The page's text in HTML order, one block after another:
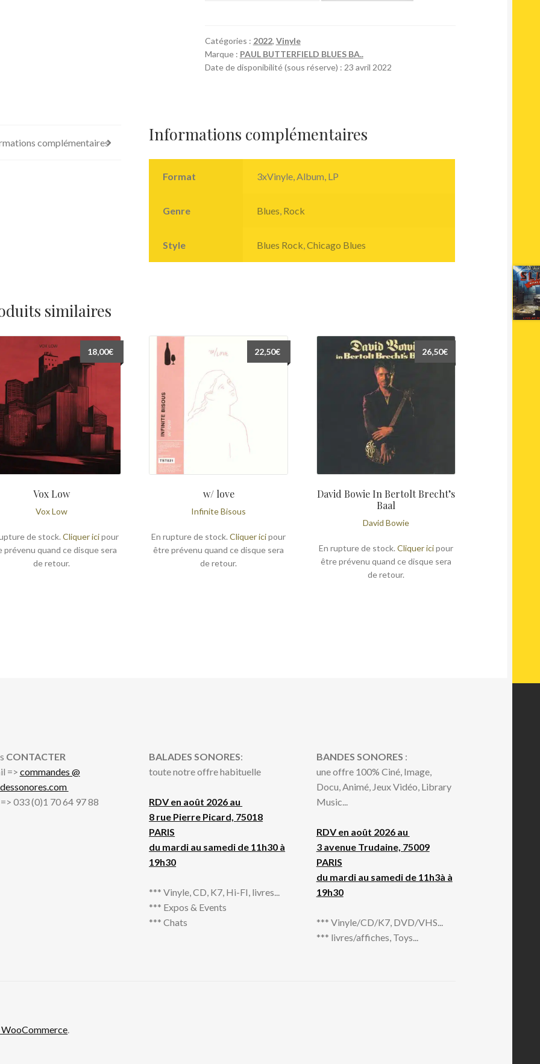
Catégories : 2022, Vinyle
Marque : PAUL BUTTERFIELD BLUES BA..
Date de disponibilité (sous réserve) : 23 avril 2022
complémentaires Informations complémentaires
Format 3xVinyle, Album, LP
Genre Blues, Rock
Style Blues Rock,Chicago Blues
similaires
Vox Low
Vox Low
18,00€
de stock. Cliquer icipour
prévenu quand ce disque sera
de retour.
w/ love
Infinite Bisous
22,50€
En rupture de stock.Cliquer icipour
être prévenu quand ce disque sera
de retour.
David Bowie In Bertolt Brecht’s
Baal
David Bowie
26,50€
En rupture de stock. Cliquer icipour
être prévenu quand ce disque sera
de retour.
CONTACTER
=> commandes @
033 (0)1 70 64 97 88
BALADES SONORES:
toute notre offre habituelle
RDV en août 2026 au
8 rue Pierre Picard, 75018
PARIS
du mardi au samedi de 11h30 à
19h30
*** Vinyle, CD, K7, Hi-FI, livres...
*** Expos & Events
*** Chats
BANDES SONORES :
une offre 100% Ciné, Image,
Docu, Animé, Jeux Vidéo, Library
Music...
RDV en août 2026 au
3 avenue Trudaine, 75009
PARIS
du mardi au samedi de 11h3à à
19h30
*** Vinyle/CD/K7, DVD/VHS...
*** livres/affiches, Toys...